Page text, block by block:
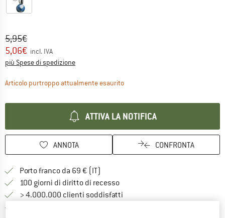
Prezzo originale :
5,95€
Prezzo:
5,06€ incl. IVA
più Spese di spedizioneInformazioni sui costi di spedizione. Si apre in
Articolo purtroppo attualmente esauritoIl link si apre in una casella
ATTIVA LA NOTIFICA
ANNOTA CONFRONTA
Porto franco da 69 € (IT)
100 giorni di diritto di recessoVai alla politica di recesso qui
> 4.000.000 clienti soddisfatti